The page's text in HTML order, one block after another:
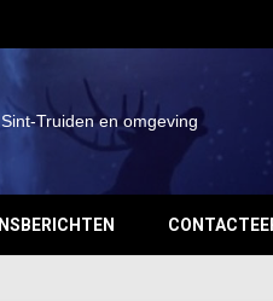
Truiden en omgeving